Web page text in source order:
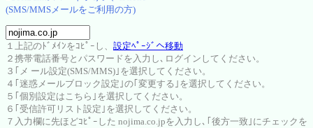
(SMS/MMSメールをご利用の方)
１上記のﾄﾞﾒｲﾝをｺﾋﾟｰし、 設定ﾍﾟｰｼﾞへ移動
２携帯電話番号とパスワードを入力し､ログインしてください。
３｢メ ール設定(SMS/MMS)｣を選択してください。
４｢迷惑メールブロック設定｣の｢変更する｣を選択してください。
５｢個別設定はこちら｣を選択してください。
６｢受信許可リスト設定｣を選択してください。
７入力欄に先ほどｺﾋﾟｰした nojima.co.jpを入力し､｢後方一致｣にチェックを